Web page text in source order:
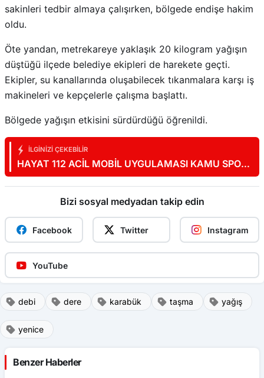
sakinleri tedbir almaya çalışırken, bölgede endişe hakim
oldu.
Öte yandan, metrekareye yaklaşık 20 kilogram yağışın
düştüğü ilçede belediye ekipleri de harekete geçti.
Ekipler, su kanallarında oluşabilecek tıkanmalara karşı iş
makineleri ve kepçelerle çalışma başlattı.
Bölgede yağışın etkisini sürdürdüğü öğrenildi.
İLGINIZI ÇEKEBILIR
HAYAT 112 ACİL MOBİL UYGULAMASI KAMU SPOTU
YAYINDA
Bizi sosyal medyadan takip edin
Facebook Twitter Instagram
YouTube
debi dere karabük taşma yağış
yenice
Benzer Haberler